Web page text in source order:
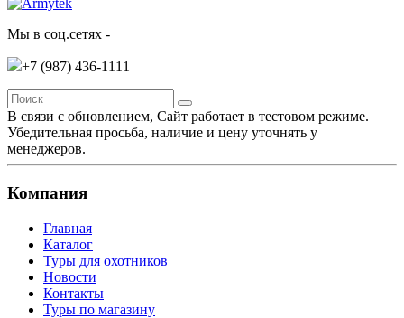
Мы в соц.сетях -
+7 (987) 436-1111
В связи с обновлением, Сайт работает в тестовом режиме.
Убедительная просьба, наличие и цену уточнять у
менеджеров.
Компания
Главная
Каталог
Туры для охотников
Новости
Контакты
Туры по магазину